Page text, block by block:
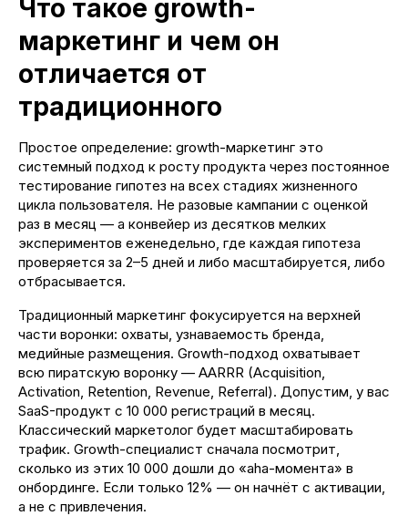
Что такое growth-
маркетинг и чем он
отличается от
традиционного
Простое определение: growth-маркетинг это
системный подход к росту продукта через постоянное
тестирование гипотез на всех стадиях жизненного
цикла пользователя. Не разовые кампании с оценкой
раз в месяц — а конвейер из десятков мелких
экспериментов еженедельно, где каждая гипотеза
проверяется за 2–5 дней и либо масштабируется, либо
отбрасывается.
Традиционный маркетинг фокусируется на верхней
части воронки: охваты, узнаваемость бренда,
медийные размещения. Growth-подход охватывает
всю пиратскую воронку — AARRR (Acquisition,
Activation, Retention, Revenue, Referral). Допустим, у вас
SaaS-продукт с 10 000 регистраций в месяц.
Классический маркетолог будет масштабировать
трафик. Growth-специалист сначала посмотрит,
сколько из этих 10 000 дошли до «aha-момента» в
онбординге. Если только 12% — он начнёт с активации,
а не с привлечения.